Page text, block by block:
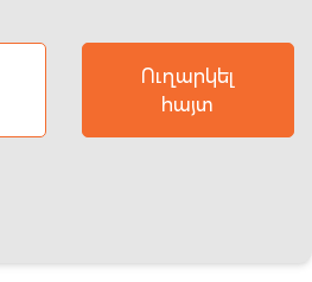
Ուղարկել
հայտ